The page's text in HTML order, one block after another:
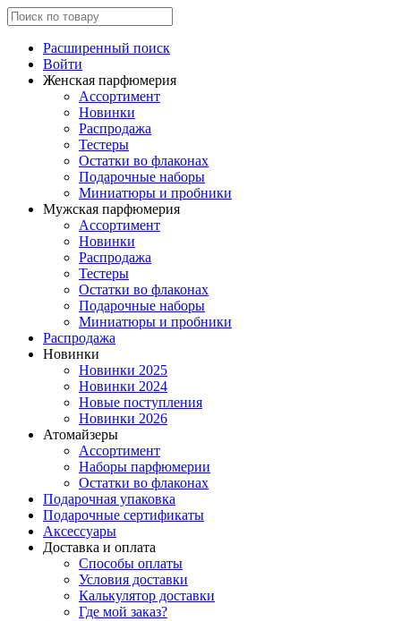
Расширенный поиск
Войти
Женская парфюмерия
Ассортимент
Новинки
Распродажа
Тестеры
Остатки во флаконах
Подарочные наборы
Миниатюры и пробники
Мужская парфюмерия
Ассортимент
Новинки
Распродажа
Тестеры
Остатки во флаконах
Подарочные наборы
Миниатюры и пробники
Распродажа
Новинки
Новинки 2025
Новинки 2024
Новые поступления
Новинки 2026
Атомайзеры
Ассортимент
Наборы парфюмерии
Остатки во флаконах
Подарочная упаковка
Подарочные сертификаты
Аксессуары
Доставка и оплата
Способы оплаты
Условия доставки
Калькулятор доставки
Где мой заказ?